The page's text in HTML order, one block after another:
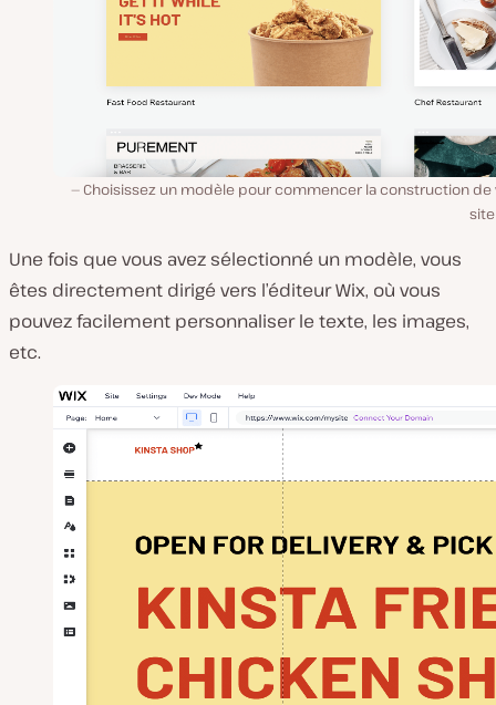
Choisissez un modèle pour commencer la construction de
Une fois que vous avez sélectionné un modèle, vous
êtes directement dirigé vers l’éditeur Wix, où vous
pouvez facilement personnaliser le texte, les images,
etc.